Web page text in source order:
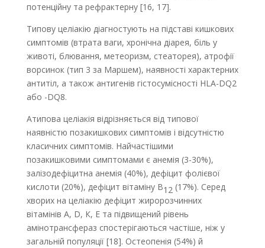
потенційну та рефрактерну [16, 17].
Типову целіакію діагностують на підставі кишкових
симптомів (втрата ваги, хронічна діарея, біль у
животі, блювання, метеоризм, стеаторея), атрофії
ворсинок (тип 3 за Маршем), наявності характерних
антитіл, а також антигенів гістосумісності HLA-DQ2
або -DQ8.
Атипова целіакія відрізняється від типової
наявністю позакишкових симптомів і відсутністю
класичних симптомів. Найчастішими
позакишковими симптомами є анемія (3-30%),
залізодефіцитна анемія (40%), дефіцит фолієвої
кислоти (20%), дефіцит вітаміну В12 (17%). Серед
хворих на целіакію дефіцит жиророзчинних
вітамінів А, D, К, Е та підвищений рівень
амінотрансфераз спостерігаються частіше, ніж у
загальній популяції [18]. Остеопенія (54%) й